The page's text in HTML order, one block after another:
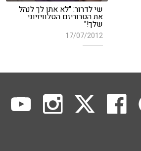
שי לדרור: "לא אתן לך לנהל
את הטרוריזם הטלוויזיוני
שלך!"
17/07/2012